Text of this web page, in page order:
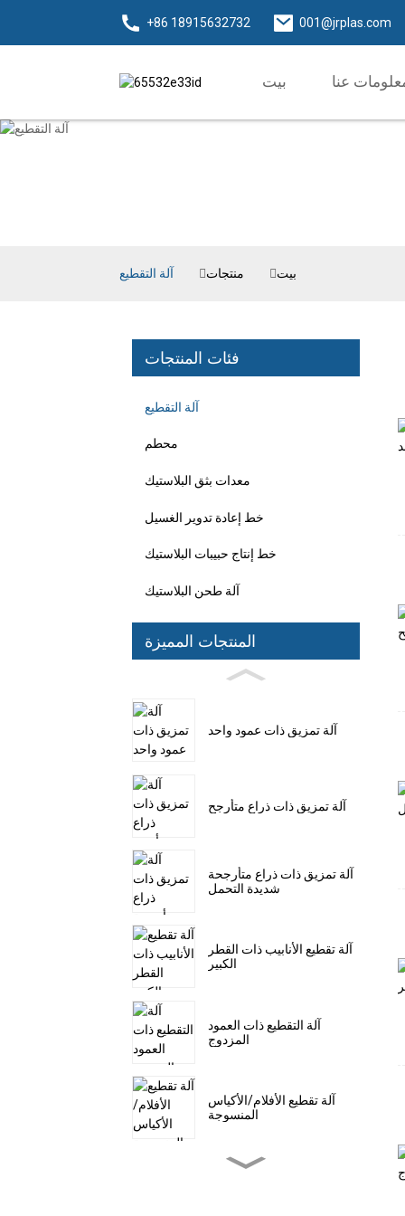
+86 18915632732 001@jrplas.com
بيت عنا
بيت منتجات آلة التقطيع
فئات المنتجات
آلة التقطيع
محطم
معدات بثق البلاستيك
خط إعادة تدوير الغسيل
خط إنتاج حبيبات البلاستيك
آلة طحن البلاستيك
المنتجات المميزة
آلة تمزيق ذات عمود واحد
آلة تمزيق ذات ذراع متأرجح
آلة تمزيق ذات ذراع متأرجحة
شديدة التحمل
آلة تقطيع الأنابيب ذات القطر
الكبير
آلة التقطيع ذات العمود
المزدوج
آلة تقطيع الأفلام/الأكياس
المنسوجة